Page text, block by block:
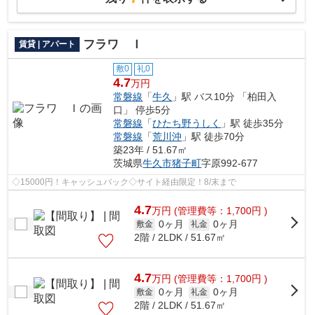
賃貸 | アパート フラワ Ｉ
敷0 礼0
4.7万円
常磐線 「牛久 」駅 バス10分 「柏田入
口」 停歩5分
常磐線 「ひたち野うしく
」駅 徒歩35分
常磐線 「荒川沖 」駅 徒歩70分
築23年 / 51.67㎡
茨城県牛久市猪子町字原992-677
◇15000円！キャッシュバック◇サイト経由限定！8/末まで
4.7万円 (管理費等：1,700円 )
敷金 0ヶ月 礼金 0ヶ月
2階 / 2LDK / 51.67㎡
4.7万円 (管理費等：1,700円 )
敷金 0ヶ月 礼金 0ヶ月
2階 / 2LDK / 51.67㎡